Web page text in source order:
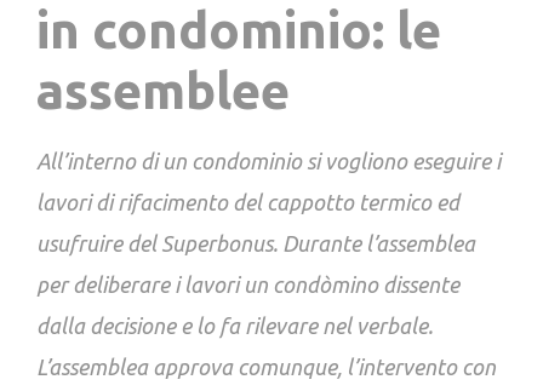
in condominio: le
assemblee
All’interno di un condominio si vogliono eseguire i
lavori di rifacimento del cappotto termico ed
usufruire del Superbonus. Durante l’assemblea
per deliberare i lavori un condòmino dissente
dalla decisione e lo fa rilevare nel verbale.
L’assemblea approva comunque, l’intervento con